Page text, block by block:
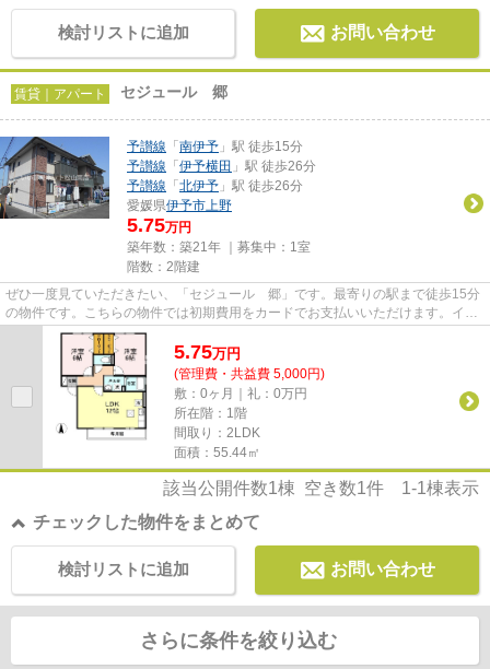
検討リストに追加 お問い合わせ
賃貸｜アパート セジュール 郷
予讃線 「 南伊予 」駅 徒歩15分
予讃線 「 伊予横田 」駅 徒歩26分
予讃線 「 北伊予 」駅 徒歩26分
愛媛県伊予市上野
5.75万円
築年数：築21年 ｜募集中： 1室
階数：2階建
ぜひ一度見ていただきたい、「セジュール 郷」です。最寄りの駅まで徒歩15分
の物件です。こちらの物件では初期費用をカードでお支払いいただけます。イン
ターネット付きの物件です。...
5.75万円
(管理費・共益費 5,000円)
敷：0ヶ月｜礼：0万円
所在階：1階
間取り：2LDK
面積：55.44㎡
該当公開件数1棟 空き数1件 1-1棟表示
チェックした物件をまとめて
お問い合わせ
検討リストに追加
さらに条件を絞り込む